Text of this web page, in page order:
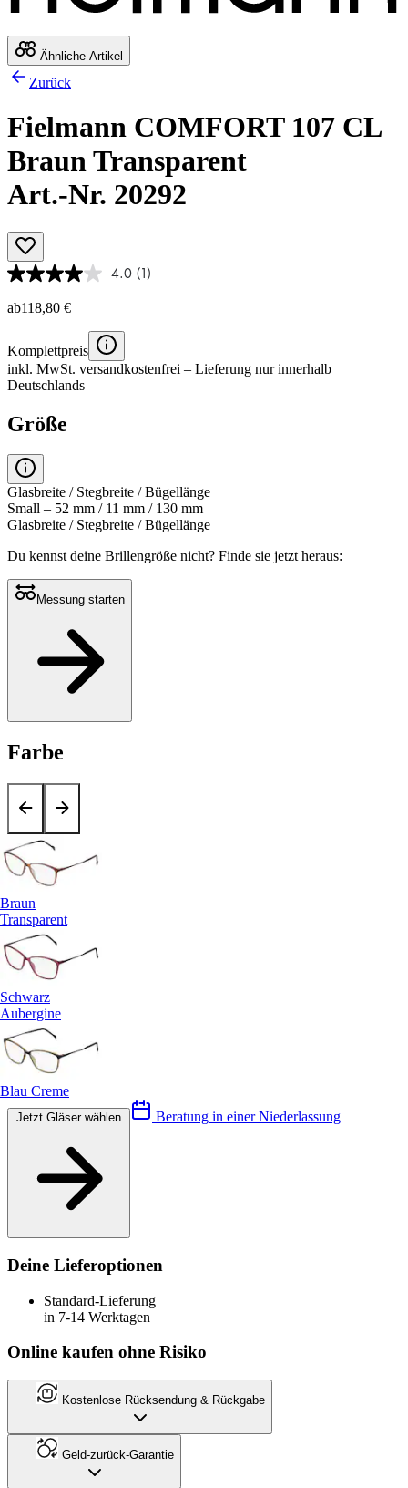
Ähnliche Artikel
Zurück
Fielmann COMFORT 107 CL
Braun Transparent
Art.-Nr. 20292
4.0 (1)
ab118,80 €
Komplettpreis
inkl. MwSt. versandkostenfrei – Lieferung nur innerhalb
Deutschlands
Größe
Glasbreite / Stegbreite / Bügellänge
Small – 52 mm / 11 mm / 130 mm
Glasbreite / Stegbreite / Bügellänge
Du kennst deine Brillengröße nicht? Finde sie jetzt heraus:
Messung starten
Farbe
Braun
Transparent
Schwarz
Aubergine
Blau Creme
Beratung in einer Niederlassung
Deine Lieferoptionen
Standard-Lieferung
in 7-14 Werktagen
Online kaufen ohne Risiko
Kostenlose Rücksendung & Rückgabe
Geld-zurück-Garantie